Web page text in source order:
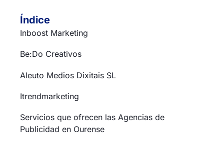
Índice
Inboost Marketing
Be:Do Creativos
Aleuto Medios Dixitais SL
Itrendmarketing
Servicios que ofrecen las Agencias de
Publicidad en Ourense